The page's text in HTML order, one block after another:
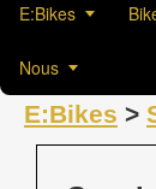
E:Bikes
Nous
E:Bikes >